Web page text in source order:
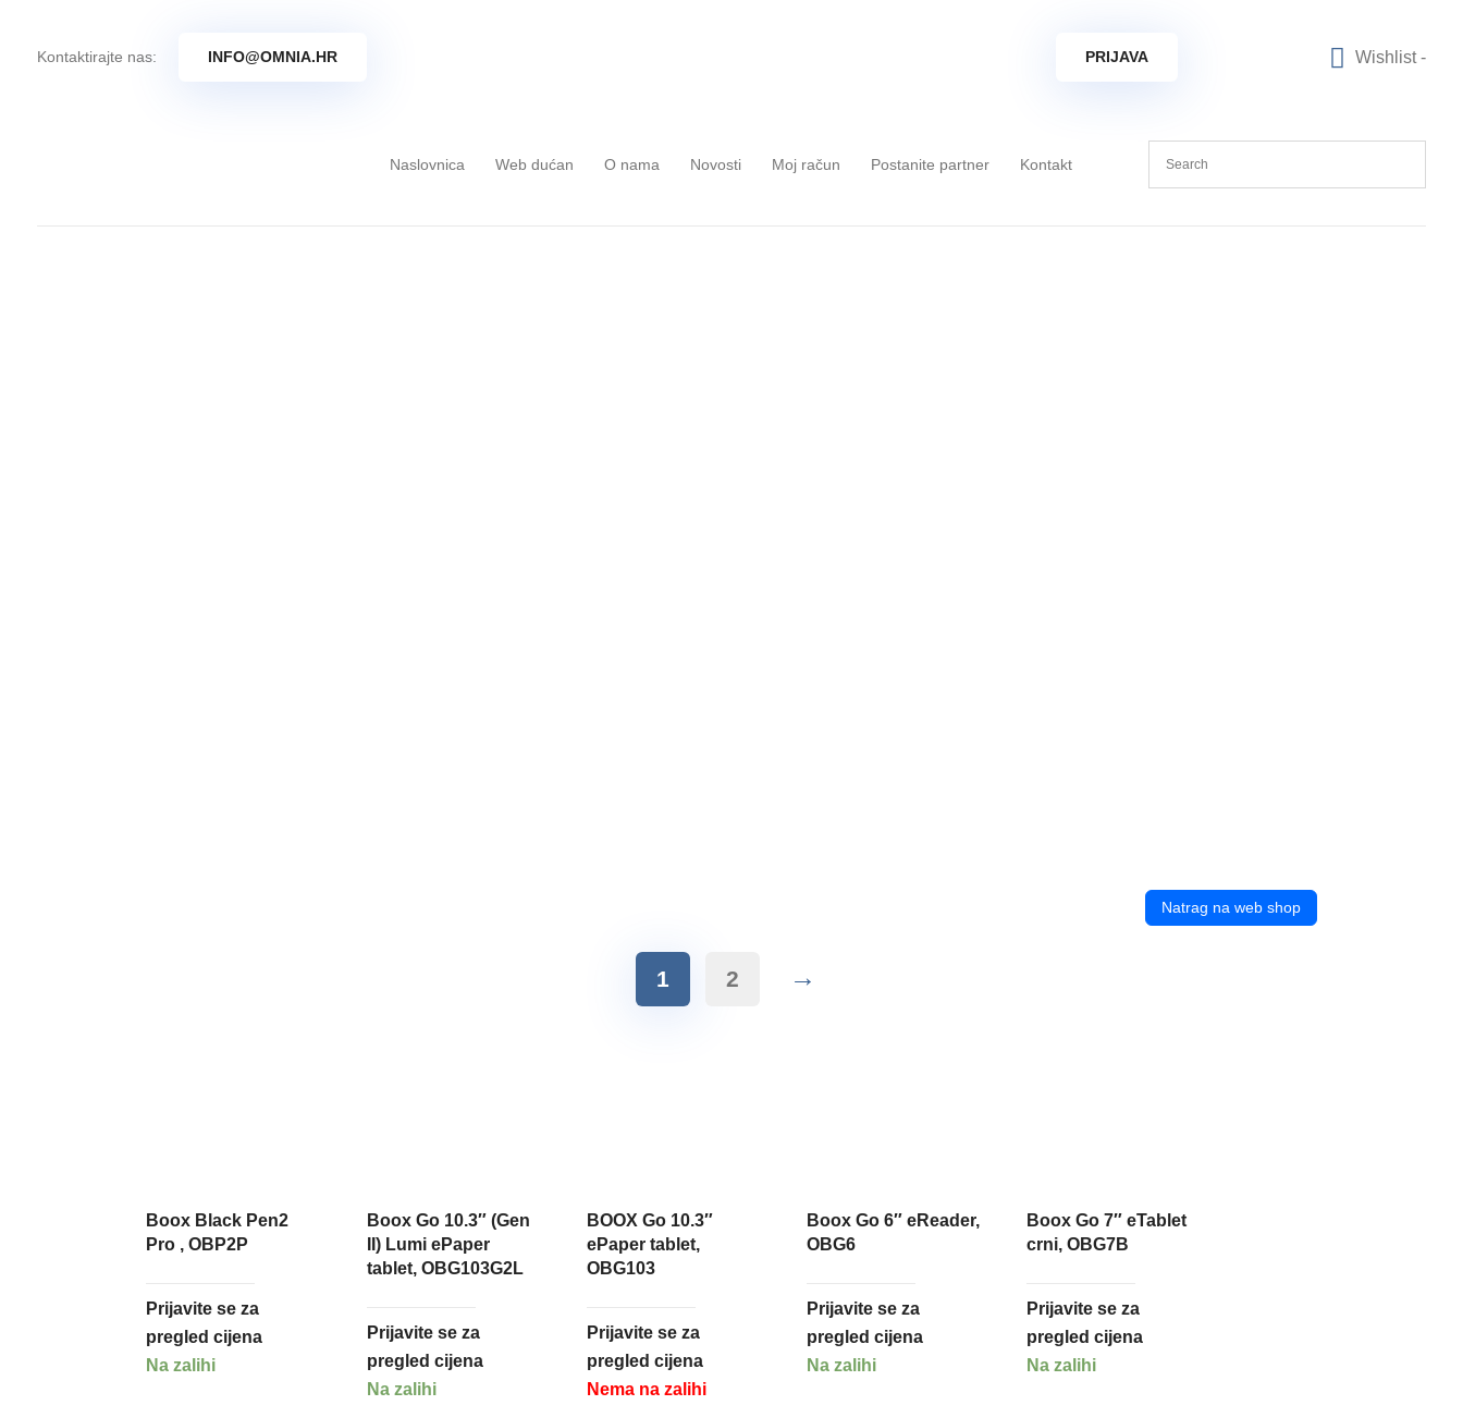
Kontaktirajte nas: INFO@OMNIA.HR PRIJAVA Wishlist -
Naslovnica Web dućan O nama Novosti Moj račun Postanite partner Kontakt
Natrag na web shop
1 2 →
Boox Black Pen2
Pro , OBP2P
Prijavite se za
pregled cijena
Na zalihi
Boox Go 10.3″ (Gen
II) Lumi ePaper
tablet, OBG103G2L
Prijavite se za
pregled cijena
Na zalihi
BOOX Go 10.3″
ePaper tablet,
OBG103
Prijavite se za
pregled cijena
Nema na zalihi
Boox Go 6″ eReader,
OBG6
Prijavite se za
pregled cijena
Na zalihi
Boox Go 7″ eTablet
crni, OBG7B
Prijavite se za
pregled cijena
Na zalihi